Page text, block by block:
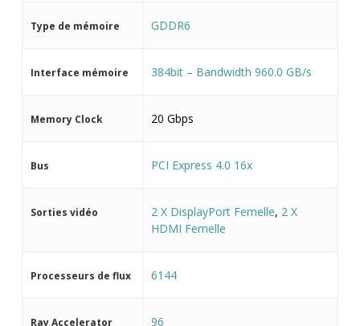
Type de mémoire GDDR6
Interface mémoire 384bit – Bandwidth 960.0 GB/s
Memory Clock 20 Gbps
Bus PCI Express 4.0 16x
Sorties vidéo 2 X DisplayPort Femelle, 2 X
HDMI Femelle
Processeurs de flux 6144
Ray Accelerator 96